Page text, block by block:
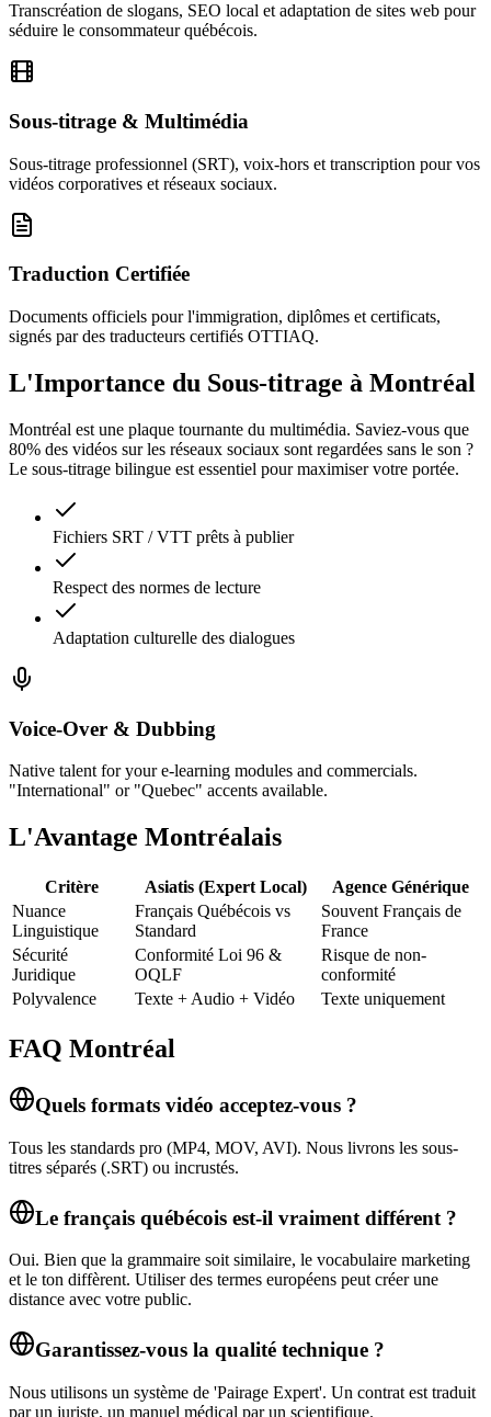
Transcréation de slogans, SEO local et adaptation de sites web pour
séduire le consommateur québécois.
Sous-titrage & Multimédia
Sous-titrage professionnel (SRT), voix-hors et transcription pour vos
vidéos corporatives et réseaux sociaux.
Traduction Certifiée
Documents officiels pour l'immigration, diplômes et certificats,
signés par des traducteurs certifiés OTTIAQ.
L'Importance du Sous-titrage à Montréal
Montréal est une plaque tournante du multimédia. Saviez-vous que
80% des vidéos sur les réseaux sociaux sont regardées sans le son ?
Le sous-titrage bilingue est essentiel pour maximiser votre portée.
Fichiers SRT / VTT prêts à publier
Respect des normes de lecture
Adaptation culturelle des dialogues
Voice-Over & Dubbing
Native talent for your e-learning modules and commercials.
"International" or "Quebec" accents available.
L'Avantage Montréalais
Critère Asiatis (Expert Local)
Agence Générique
Nuance
Linguistique
Français Québécois vs
Standard
Souvent Français de
France
Sécurité
Juridique
Conformité Loi 96 &
OQLF
Risque de non-
conformité
Polyvalence
Texte + Audio + Vidéo Texte uniquement
FAQ Montréal
Quels formats vidéo acceptez-vous ?
Tous les standards pro (MP4, MOV, AVI). Nous livrons les sous-
titres séparés (.SRT) ou incrustés.
Le français québécois est-il vraiment différent ?
Oui. Bien que la grammaire soit similaire, le vocabulaire marketing
et le ton diffèrent. Utiliser des termes européens peut créer une
distance avec votre public.
Garantissez-vous la qualité technique ?
Nous utilisons un système de 'Pairage Expert'. Un contrat est traduit
par un juriste, un manuel médical par un scientifique.